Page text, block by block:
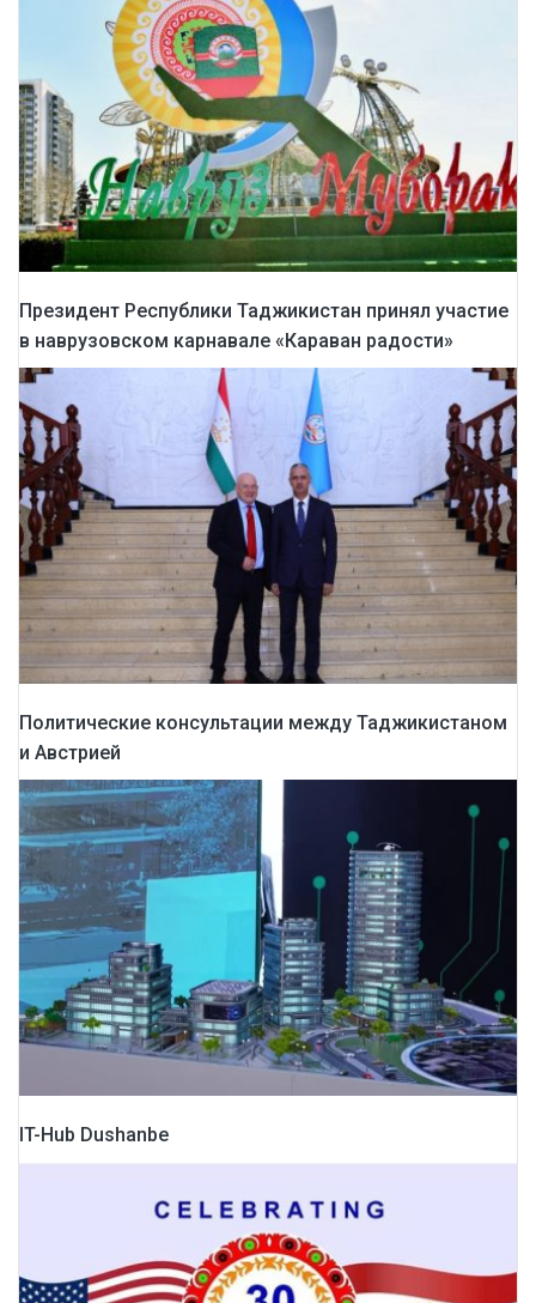
Президент Республики Таджикистан принял участие
в наврузовском карнавале «Караван радости»
Политические консультации между Таджикистаном
и Австрией
IT-Hub Dushanbe